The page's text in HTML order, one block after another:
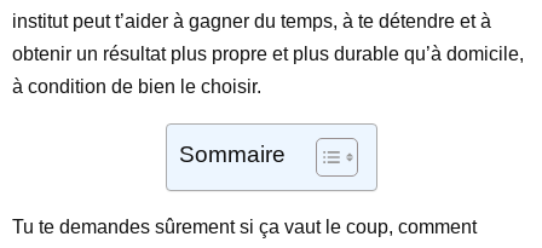
institut peut t’aider à gagner du temps, à te détendre et à
obtenir un résultat plus propre et plus durable qu’à domicile,
à condition de bien le choisir.
Sommaire
Tu te demandes sûrement si ça vaut le coup, comment